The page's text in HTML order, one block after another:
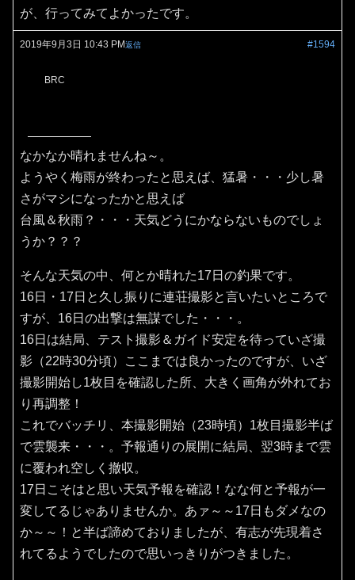
が、行ってみてよかったです。
2019年9月3日 10:43 PM #1594
返信
BRC
なかなか晴れませんね～。
ようやく梅雨が終わったと思えば、猛暑・・・少し暑
さがマシになったかと思えば
台風＆秋雨？・・・天気どうにかならないものでしょ
うか？？？
そんな天気の中、何とか晴れた17日の釣果です。
16日・17日と久し振りに連荘撮影と言いたいところで
すが、16日の出撃は無謀でした・・・。
16日は結局、テスト撮影＆ガイド安定を待っていざ撮
影（22時30分頃）ここまでは良かったのですが、いざ
撮影開始し1枚目を確認した所、大きく画角が外れてお
り再調整！
これでバッチリ、本撮影開始（23時頃）1枚目撮影半ば
で雲襲来・・・。予報通りの展開に結局、翌3時まで雲
に覆われ空しく撤収。
17日こそはと思い天気予報を確認！なな何と予報が一
変してるじゃありませんか。あァ～～17日もダメなの
か～～！と半ば諦めておりましたが、有志が先現着さ
れてるようでしたので思いっきりがつきました。